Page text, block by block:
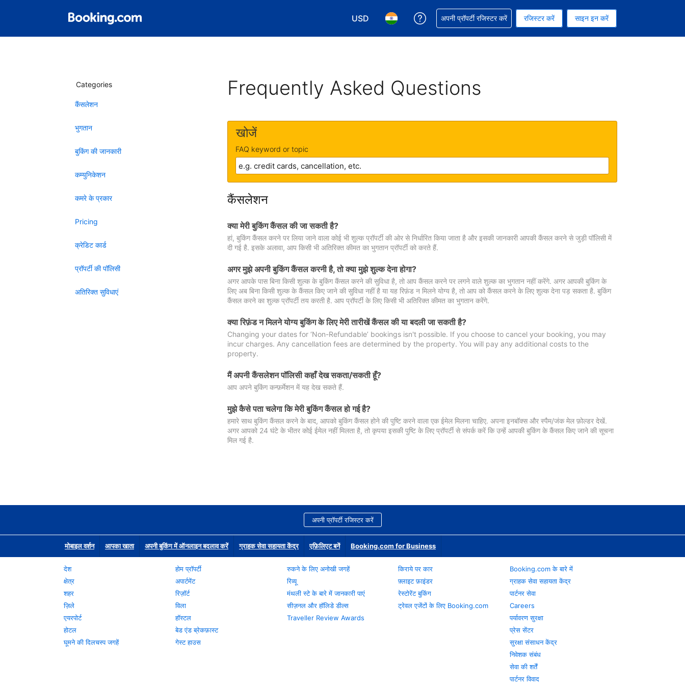
USD
अपनी करेंसी चुनें. आपने अभी USD करेंसी को चुना हुआ है
अपनी भाषा चुनें. आपने अभी हिन्दी भाषा को चुना हुआ है
अपनी बुकिंग में सहायता पाएं
अपनी प्रॉपर्टी रजिस्टर करें रजिस्टर करें साइन इन करें
Categories
कैंसलेशन
भुगतान
बुकिंग की जानकारी
कम्युनिकेशन
कमरे के प्रकार
Pricing
क्रेडिट कार्ड
प्रॉपर्टी की पॉलिसी
अतिरिक्त सुविधाएं
Frequently Asked Questions
खोजें
FAQ keyword or topic
कैंसलेशन
क्या मेरी बुकिंग कैंसल की जा सकती है?
हां, बुकिंग कैंसल करने पर लिया जाने वाला कोई भी शुल्क प्रॉपर्टी की ओर से निर्धारित किया जाता है और इसकी जानकारी आपकी कैंसल करने से जुड़ी पॉलिसी में
दी गई है. इसके अलावा, आप किसी भी अतिरिक्त कीमत का भुगतान प्रॉपर्टी को करते हैं.
अगर मुझे अपनी बुकिंग कैंसल करनी है, तो क्या मुझे शुल्क देना होगा?
अगर आपके पास बिना किसी शुल्क के बुकिंग कैंसल करने की सुविधा है, तो आप कैंसल करने पर लगने वाले शुल्क का भुगतान नहीं करेंगे. अगर आपकी बुकिंग के
लिए अब बिना किसी शुल्क के कैंसल किए जाने की सुविधा नहीं है या यह रिफ़ंड न मिलने योग्य है, तो आप को कैंसल करने के लिए शुल्क देना पड़ सकता है. बुकिंग
कैंसल करने का शुल्क प्रॉपर्टी तय करती है. आप प्रॉपर्टी के लिए किसी भी अतिरिक्त कीमत का भुगतान करेंगे.
क्या रिफ़ंड न मिलने योग्य बुकिंग के लिए मेरी तारीखें कैंसल की या बदली जा सकती है?
Changing your dates for ‘Non-Refundable’ bookings isn't possible. If you choose to cancel your booking, you may
incur charges. Any cancellation fees are determined by the property. You will pay any additional costs to the
property.
मैं अपनी कैंसलेशन पॉलिसी कहाँ देख सकता/सकती हूँ?
आप अपने बुकिंग कन्फ़र्मेशन में यह देख सकते हैं.
मुझे कैसे पता चलेगा कि मेरी बुकिंग कैंसल हो गई है?
हमारे साथ बुकिंग कैंसल करने के बाद, आपको बुकिंग कैंसल होने की पुष्टि करने वाला एक ईमेल मिलना चाहिए. अपना इनबॉक्स और स्पैम/जंक मेल फ़ोल्डर देखें.
अगर आपको 24 घंटे के भीतर कोई ईमेल नहीं मिलता है, तो कृपया इसकी पुष्टि के लिए प्रॉपर्टी से संपर्क करें कि उन्हें आपकी बुकिंग के कैंसल किए जाने की सूचना
मिल गई है.
अपनी प्रॉपर्टी रजिस्टर करें
मोबाइल वर्शन आपका खाता अपनी बुकिंग में ऑनलाइन बदलाव करें ग्राहक सेवा सहायता केंद्र एफ़िलिएट बनें Booking.com for Business
देश
क्षेत्र
शहर
ज़िले
एयरपोर्ट
होटल
घूमने की दिलचस्प जगहें
होम प्रॉपर्टी
अपार्टमेंट
रिज़ॉर्ट
विला
हॉस्टल
बेड एंड ब्रेकफ़ास्ट
गेस्ट हाउस
रुकने के लिए अनोखी जगहें
रिव्यू
मंथली स्टे के बारे में जानकारी पाएं
सीज़नल और हॉलिडे डील्स
Traveller Review Awards
किराये पर कार
फ़्लाइट फ़ाइंडर
रेस्टोरेंट बुकिंग
ट्रेवल एजेंटों के लिए Booking.com
Booking.com के बारे में
ग्राहक सेवा सहायता केंद्र
पार्टनर सेवा
Careers
पर्यावरण सुरक्षा
प्रेस सेंटर
सुरक्षा संसाधन केंद्र
निवेशक संबंध
सेवा की शर्तें
पार्टनर विवाद